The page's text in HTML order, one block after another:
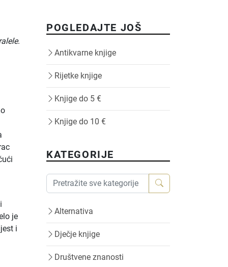
.
je
i
POGLEDAJTE JOŠ
Antikvarne knjige
Rijetke knjige
Knjige do 5 €
Knjige do 10 €
KATEGORIJE
Alternativa
Dječje knjige
Društvene znanosti